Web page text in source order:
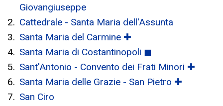
Giovangiuseppe
Cattedrale - Santa Maria dell'Assunta
Santa Maria del Carmine ✚
Santa Maria di Costantinopoli ◼
Sant'Antonio - Convento dei Frati Minori ✚
Santa Maria delle Grazie - San Pietro ✚
San Ciro